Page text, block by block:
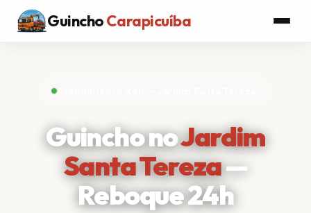
GuinchoCarapicuíba
Atendimento 24h — Jardim Santa Tereza
Guincho noJardim
Santa Tereza—
Reboque 24h